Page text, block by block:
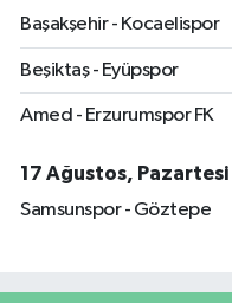
Başakşehir - Kocaelispor
Beşiktaş - Eyüpspor
Amed - Erzurumspor FK
17 Ağustos, Pazartesi
Samsunspor - Göztepe